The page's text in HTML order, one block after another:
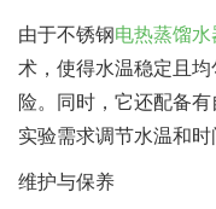
由于不锈钢电热蒸馏水
术，使得水温稳定且
险。同时，它还配备
实验需求调节水温和时
维护与保养